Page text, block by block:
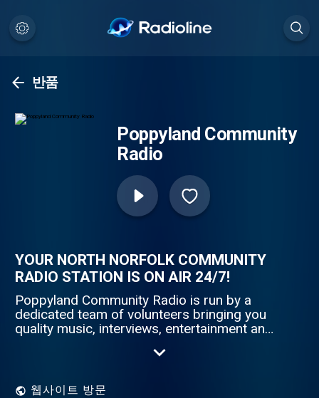
반품
Poppyland Community
Radio
YOUR NORTH NORFOLK COMMUNITY
RADIO STATION IS ON AIR 24/7!
Poppyland Community Radio is run by a
dedicated team of volunteers bringing you
quality music, interviews, entertainment and
people, featuring local people and for local
웹사이트 방문